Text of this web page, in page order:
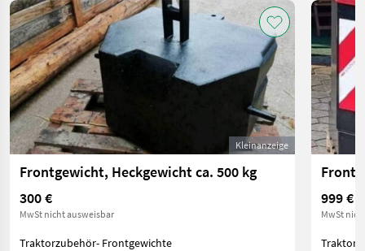
Kleinanzeige
Frontgewicht, Heckgewicht ca. 500 kg
300 €
MwSt nicht ausweisbar
Traktorzubehör- Frontgewichte
999 €
MwSt